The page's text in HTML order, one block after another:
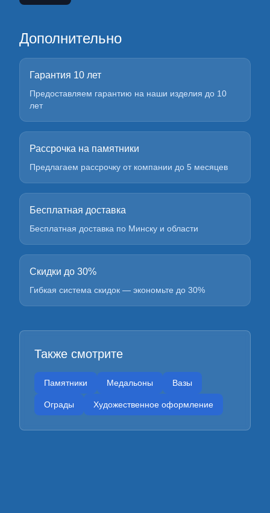
Дополнительно
Гарантия 10 лет
Предоставляем гарантию на наши изделия до 10
лет
Рассрочка на памятники
Предлагаем рассрочку от компании до 5 месяцев
Бесплатная доставка
Бесплатная доставка по Минску и области
Скидки до 30%
Гибкая система скидок — экономьте до 30%
Также смотрите
Памятники Медальоны Вазы
Ограды Художественное оформление